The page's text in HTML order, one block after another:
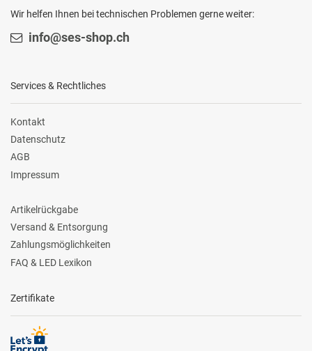
Wir helfen Ihnen bei technischen Problemen gerne weiter:
info@ses-shop.ch
Services & Rechtliches
Kontakt
Datenschutz
AGB
Impressum
Artikelrückgabe
Versand & Entsorgung
Zahlungsmöglichkeiten
FAQ & LED Lexikon
Zertifikate